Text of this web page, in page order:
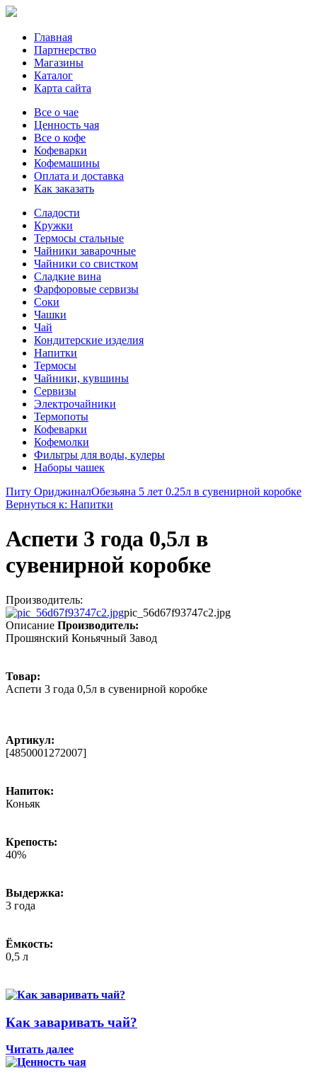
Главная
Партнерство
Магазины
Каталог
Карта сайта
Все о чае
Ценность чая
Все о кофе
Кофеварки
Кофемашины
Оплата и доставка
Как заказать
Сладости
Кружки
Термосы стальные
Чайники заварочные
Чайники со свистком
Сладкие вина
Фарфоровые сервизы
Соки
Чашки
Чай
Кондитерские изделия
Напитки
Термосы
Чайники, кувшины
Сервизы
Электрочайники
Термопоты
Кофеварки
Кофемолки
Фильтры для воды, кулеры
Наборы чашек
Питу ОриджиналОбезьяна 5 лет 0.25л в сувенирной коробке
Вернуться к: Напитки
Аспети 3 года 0,5л в
сувенирной коробке
Производитель:
pic_56d67f93747c2.jpg
Описание Производитель:
Прошянский Коньячный Завод
Товар:
Аспети 3 года 0,5л в сувенирной коробке
Артикул:
[4850001272007]
Напиток:
Коньяк
Крепость:
40%
Выдержка:
3 года
Ёмкость:
0,5 л
Как заваривать чай?
Читать далее